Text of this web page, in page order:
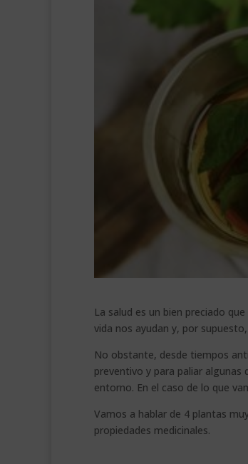
La salud es un bien preciado
vida nos ayudan y, por
No obstante, desde tiempos
preventivo y para paliar
entorno. En el caso de lo que
Vamos a hablar de 4 plantas
propiedades medicinales.